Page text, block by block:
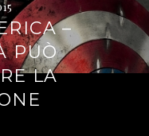
–
PUÒ
LA